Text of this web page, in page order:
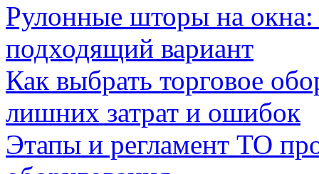
Рулонные шторы на
подходящий вариант
Как выбрать торговое
лишних затрат и ошибок
Этапы и регламент ТО